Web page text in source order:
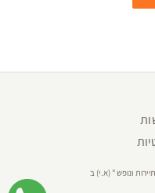
ונופש" (א.י) ב